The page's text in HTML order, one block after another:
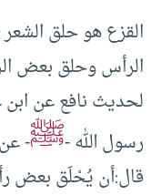
القزع هو حلق
الرأس وحلق بعض
لحديث نافع عن ابن
رسول الله -ﷺ-
قال:أن يُحْلَق بعض